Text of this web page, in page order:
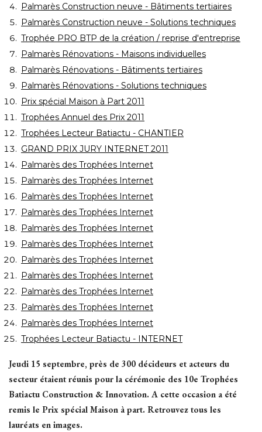
Palmarès Construction neuve - Bâtiments tertiaires
Palmarès Construction neuve - Solutions techniques
Trophée PRO BTP de la création / reprise d'entreprise
Palmarès Rénovations - Maisons individuelles
Palmarès Rénovations - Bâtiments tertiaires
Palmarès Rénovations - Solutions techniques
Prix spécial Maison à Part 2011
Trophées Annuel des Prix 2011
Trophées Lecteur Batiactu - CHANTIER
GRAND PRIX JURY INTERNET 2011
Palmarès des Trophées Internet
Palmarès des Trophées Internet
Palmarès des Trophées Internet
Palmarès des Trophées Internet
Palmarès des Trophées Internet
Palmarès des Trophées Internet
Palmarès des Trophées Internet
Palmarès des Trophées Internet
Palmarès des Trophées Internet
Palmarès des Trophées Internet
Palmarès des Trophées Internet
Trophées Lecteur Batiactu - INTERNET
Jeudi 15 septembre, près de 300 décideurs et acteurs du
secteur étaient réunis pour la cérémonie des 10e Trophées
Batiactu Construction & Innovation. A cette occasion a été
remis le Prix spécial Maison à part. Retrouvez tous les
lauréats en images.